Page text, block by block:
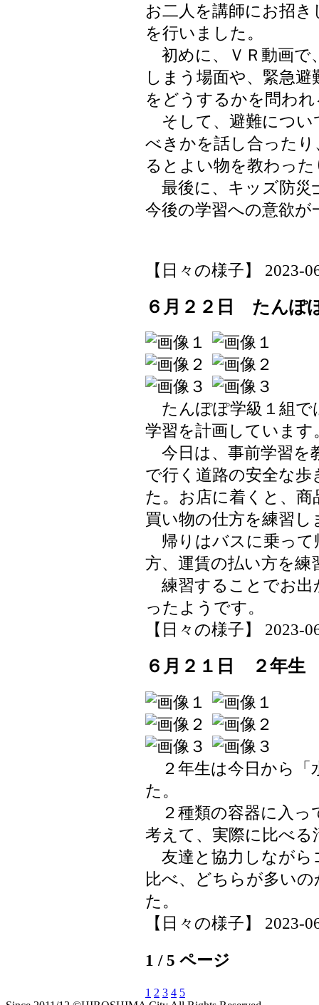
お二人を講師にお招
を行いました。
初めに、ＶＲ動画で
しまう場面や、緊急
をどうするかを問わ
そして、避難につい
べきかを話し合った
るとよい物を教わっ
最後に、キッズ防災
今後の学習への意欲
【日々の様子】 2023-
６月２２日 たんぽ
たんぽぽ学級１組で
学習を計画しています
今日は、事前学習を
で行く道路の安全な
た。お店に着くと、
買い物の仕方を練習し
帰りはバスに乗って
方、運賃の払い方を練
練習することでお出
ったようです。
【日々の様子】 2023-
６月２１日 ２年生
２年生は今日から「
た。
２種類の容器に入っ
考えて、実際に比べ
友達と協力しながら
比べ、どちらが多い
た。
【日々の様子】 2023-
1 / 5 ページ
1 2 3 4 5